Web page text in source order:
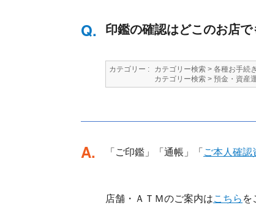
印鑑の確認はどこのお店で
カテゴリー : カテゴリー検索 > 各種お手続き
カテゴリー検索 > 預金・資産
回答
「ご印鑑」「通帳」「 ご本人確認
店舗・ＡＴＭのご案内はこちら を